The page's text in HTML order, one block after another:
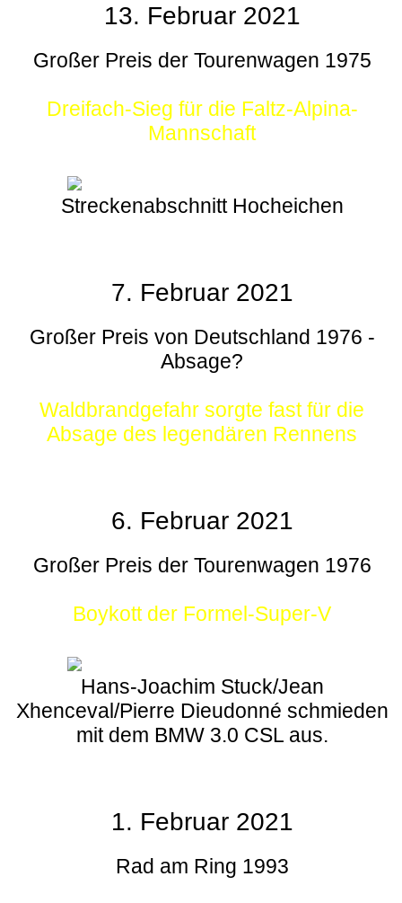
13. Februar 2021
Großer Preis der Tourenwagen 1975
Dreifach-Sieg für die Faltz-Alpina-
Mannschaft
Streckenabschnitt Hocheichen
7. Februar 2021
Großer Preis von Deutschland 1976 -
Absage?
Waldbrandgefahr sorgte fast für die
Absage des legendären Rennens
6. Februar 2021
Großer Preis der Tourenwagen 1976
Boykott der Formel-Super-V
Hans-Joachim Stuck/Jean
Xhenceval/Pierre Dieudonné schmieden
mit dem BMW 3.0 CSL aus.
1. Februar 2021
Rad am Ring 1993